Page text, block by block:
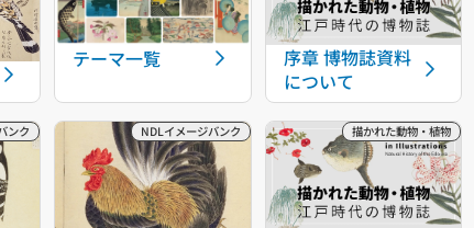
テーマ一覧
序章 博物誌資料
について